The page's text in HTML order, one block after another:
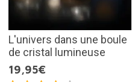
L'univers dans une boule
de cristal lumineuse
19,95€